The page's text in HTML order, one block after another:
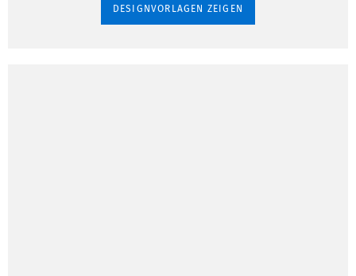
DESIGNVORLAGEN ZEIGEN